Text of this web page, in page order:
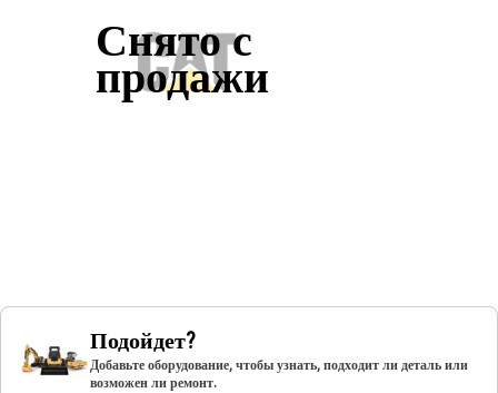
Снято с
продажи
Подойдет?
Добавьте оборудование, чтобы узнать, подходит ли деталь или
возможен ли ремонт.